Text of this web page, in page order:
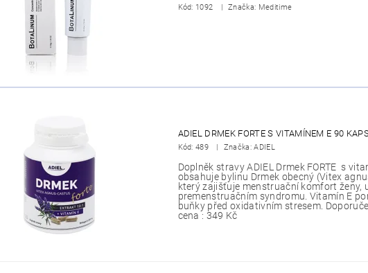
Kód: 1092 Značka: Meditime
ADIEL DRMEK FORTE S VITAMÍNEM E 90
Kód:489 Značka: ADIEL
Doplněk stravy ADIEL Drmek FORTE s
obsahuje bylinu Drmek obecný (Vitex
který zajišťuje menstruační komfort ženy,
premenstruačním syndromu. Vitamín E
buňky před oxidativním stresem.
cena : 349 Kč